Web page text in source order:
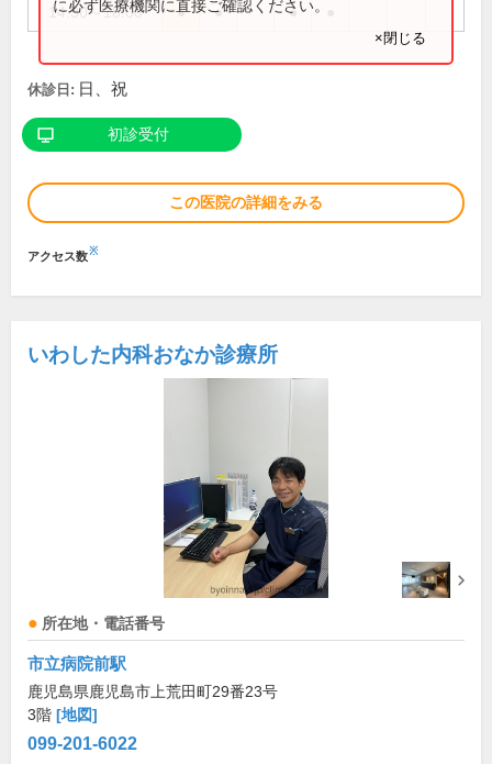
14:30～18:00 ● ● ●
に必ず医療機関に直接ご確認ください。
×閉じる
休診日: 日、祝
初診受付
この医院の詳細をみる
アクセス数※
いわした内科おなか診療所
所在地・電話番号
市立病院前駅
鹿児島県鹿児島市上荒田町29番23号
3階 [地図]
099-201-6022